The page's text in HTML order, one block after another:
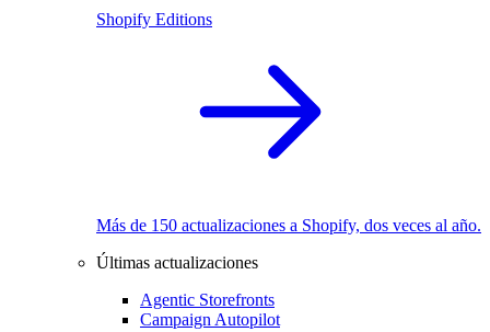
Shopify Editions
Más de 150 actualizaciones a Shopify, dos veces al año.
Últimas actualizaciones
Agentic Storefronts
Campaign Autopilot